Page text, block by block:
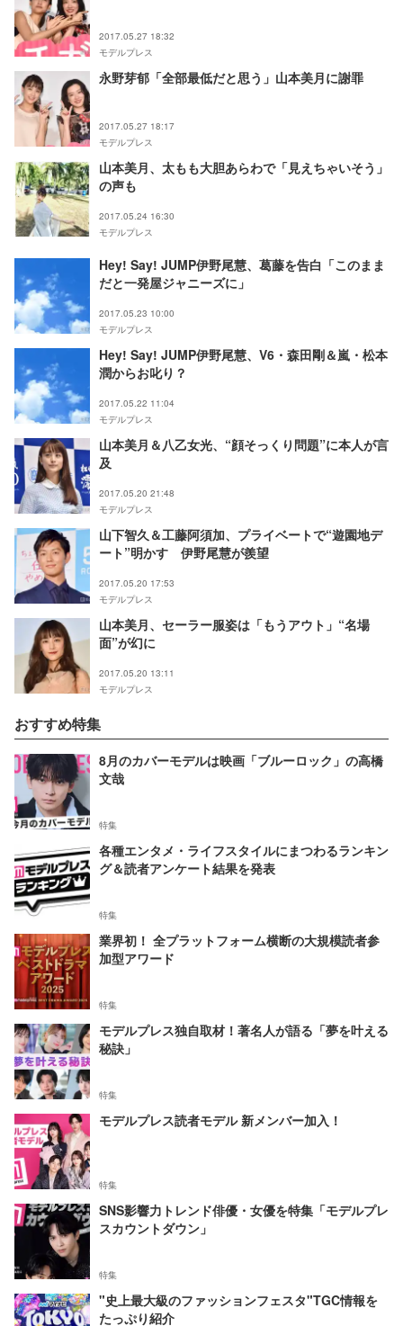
2017.05.27 18:32
モデルプレス
永野芽郁「全部最低だと思う」山本美月に謝罪
2017.05.27 18:17
モデルプレス
山本美月、太もも大胆あらわで「見えちゃいそう」
の声も
2017.05.24 16:30
モデルプレス
Hey! Say! JUMP伊野尾慧、葛藤を告白「このまま
だと一発屋ジャニーズに」
2017.05.23 10:00
モデルプレス
Hey! Say! JUMP伊野尾慧、V6・森田剛＆嵐・松本
潤からお叱り？
2017.05.22 11:04
モデルプレス
山本美月＆八乙女光、“顔そっくり問題”に本人が言
及
2017.05.20 21:48
モデルプレス
山下智久＆工藤阿須加、プライベートで“遊園地デ
ート”明かす 伊野尾慧が羨望
2017.05.20 17:53
モデルプレス
山本美月、セーラー服姿は「もうアウト」“名場
面”が幻に
2017.05.20 13:11
モデルプレス
おすすめ特集
8月のカバーモデルは映画「ブルーロック」の高橋
文哉
特集
各種エンタメ・ライフスタイルにまつわるランキン
グ＆読者アンケート結果を発表
特集
業界初！ 全プラットフォーム横断の大規模読者参
加型アワード
特集
モデルプレス独自取材！著名人が語る「夢を叶える
秘訣」
特集
モデルプレス読者モデル 新メンバー加入！
特集
SNS影響力トレンド俳優・女優を特集「モデルプレ
スカウントダウン」
特集
"史上最大級のファッションフェスタ"TGC情報を
たっぷり紹介